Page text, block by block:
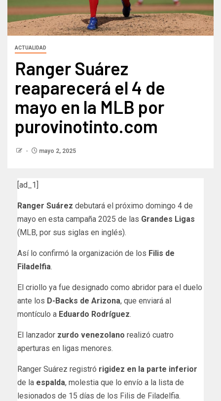
ACTUALIDAD
Ranger Suárez
reaparecerá el 4 de
mayo en la MLB por
purovinotinto.com
mayo 2, 2025
[ad_1]
Ranger Suárez debutará el próximo domingo 4 de
mayo en esta campaña 2025 de las Grandes Ligas
(MLB, por sus siglas en inglés).
Así lo confirmó la organización de los Filis de
Filadelfia.
El criollo ya fue designado como abridor para el duelo
ante los D-Backs de Arizona, que enviará al
montículo a Eduardo Rodríguez.
El lanzador zurdo venezolano realizó cuatro
aperturas en ligas menores.
Ranger Suárez registró rigidez en la parte inferior
de la espalda, molestia que lo envío a la lista de
lesionados de 15 días de los Filis de Filadelfia.